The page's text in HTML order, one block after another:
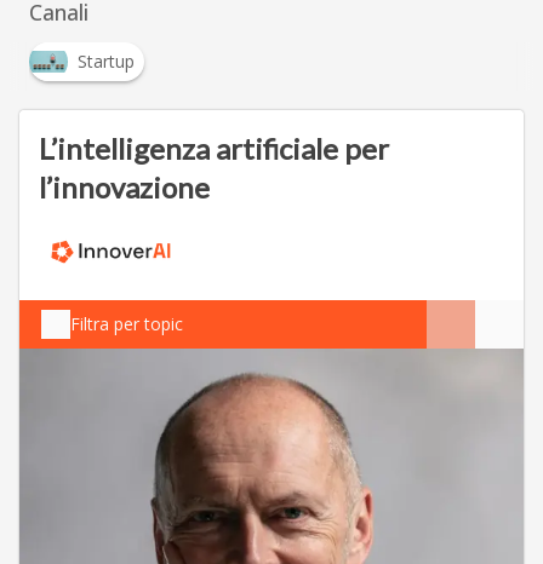
Canali
Startup
L’intelligenza artificiale per
l’innovazione
Filtra per topic